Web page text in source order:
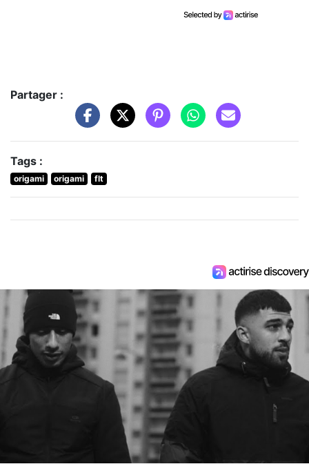
Partager :
Tags :
origami origami flt